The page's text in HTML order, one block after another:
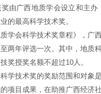
由广西地质学会设立和主
的最高科学技术奖。
学会科学技术奖章程》，广
两年评选一次。其中，地质
奖授奖名额不超过10人。
学技术奖的奖励范围和对象
项目成果，在助推广西经济